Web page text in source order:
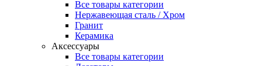
Все товары категории
Нержавеющая сталь / Хром
Гранит
Керамика
Аксессуары
Все товары категории